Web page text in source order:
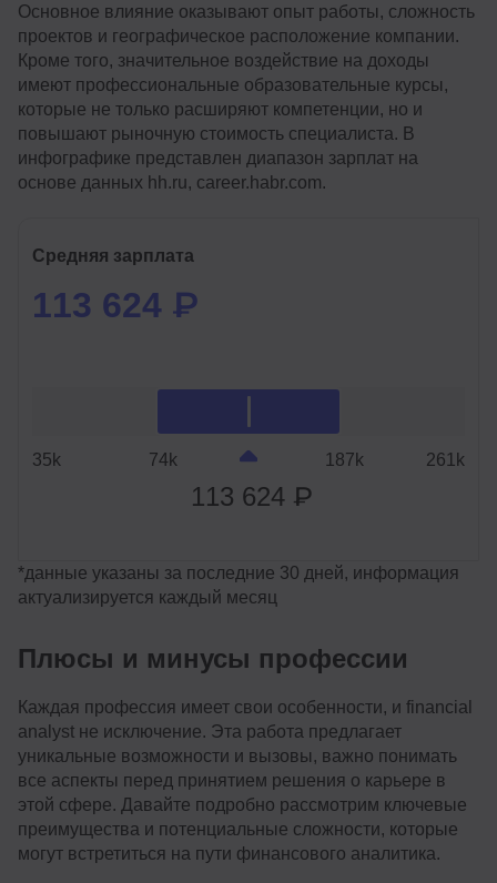
Основное влияние оказывают опыт работы, сложность
проектов и географическое расположение компании.
Кроме того, значительное воздействие на доходы
имеют профессиональные образовательные курсы,
которые не только расширяют компетенции, но и
повышают рыночную стоимость специалиста. В
инфографике представлен диапазон зарплат на
основе данных hh.ru, career.habr.com.
Средняя зарплата
113 624 ₽
35k 74k
113 624 ₽
187k 261k
*данные указаны за последние 30 дней, информация
актуализируется каждый месяц
Плюсы и минусы профессии
Каждая профессия имеет свои особенности, и financial
analyst не исключение. Эта работа предлагает
уникальные возможности и вызовы, важно понимать
все аспекты перед принятием решения о карьере в
этой сфере. Давайте подробно рассмотрим ключевые
преимущества и потенциальные сложности, которые
могут встретиться на пути финансового аналитика.